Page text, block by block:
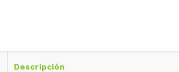
Descripción